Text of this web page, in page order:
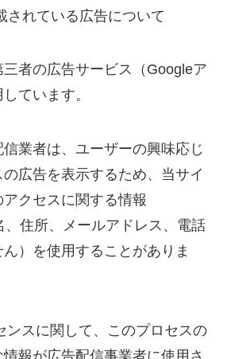
れている広告について
者の広告サービス（Googleア
ています。
業者は、ユーザーの興味応じ
広告を表示するため、当サイ
アクセスに関する情報
、住所、メールアドレス、電話
）を使用することがありま
ンスに関して、このプロセスの